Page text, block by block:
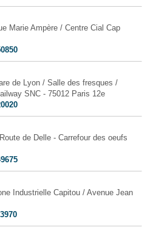
Marie Ampère / Centre Cial Cap
de Lyon / Salle des fresques /
SNC - 75012 Paris 12e
de Delle - Carrefour des oeufs
Industrielle Capitou / Avenue Jean